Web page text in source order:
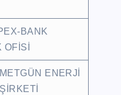
BANK
ENERJİ